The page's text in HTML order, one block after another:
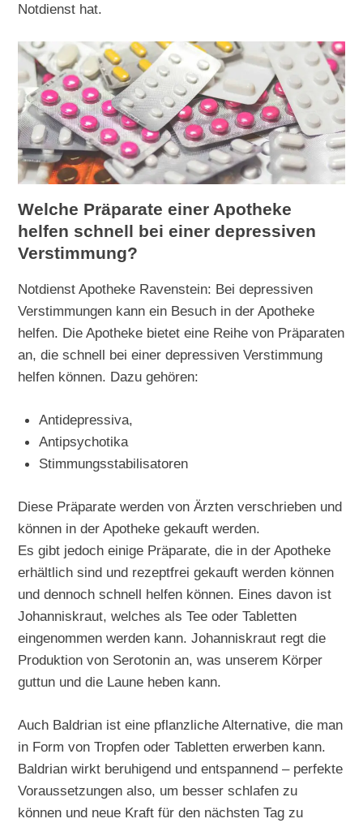
Notdienst hat.
Welche Präparate einer Apotheke
helfen schnell bei einer depressiven
Verstimmung?
Notdienst Apotheke Ravenstein: Bei depressiven
Verstimmungen kann ein Besuch in der Apotheke
helfen. Die Apotheke bietet eine Reihe von Präparaten
an, die schnell bei einer depressiven Verstimmung
helfen können. Dazu gehören:
Antidepressiva,
Antipsychotika
Stimmungsstabilisatoren
Diese Präparate werden von Ärzten verschrieben und
können in der Apotheke gekauft werden.
Es gibt jedoch einige Präparate, die in der Apotheke
erhältlich sind und rezeptfrei gekauft werden können
und dennoch schnell helfen können. Eines davon ist
Johanniskraut, welches als Tee oder Tabletten
eingenommen werden kann. Johanniskraut regt die
Produktion von Serotonin an, was unserem Körper
guttun und die Laune heben kann.
Auch Baldrian ist eine pflanzliche Alternative, die man
in Form von Tropfen oder Tabletten erwerben kann.
Baldrian wirkt beruhigend und entspannend – perfekte
Voraussetzungen also, um besser schlafen zu
können und neue Kraft für den nächsten Tag zu